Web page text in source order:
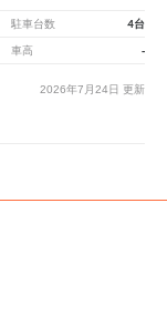
駐車台数 4台
車高 -
2026年7月24日 更新